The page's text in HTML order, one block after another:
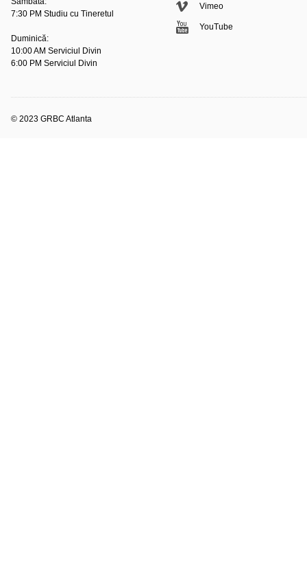
7:30 PM Studiu cu Tineretul
Duminică:
10:00 AM Serviciul Divin
6:00 PM Serviciul Divin
Vimeo
YouTube
© 2023 GRBC Atlanta